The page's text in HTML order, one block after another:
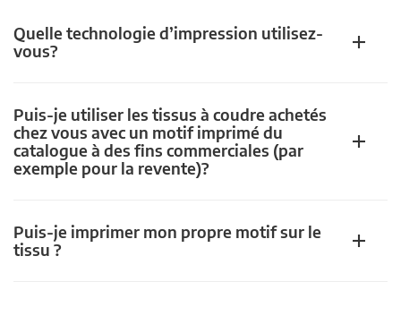
Quelle technologie d’impression utilisez-
vous?
Puis-je utiliser les tissus à coudre achetés
chez vous avec un motif imprimé du
catalogue à des fins commerciales (par
exemple pour la revente)?
Puis-je imprimer mon propre motif sur le
tissu ?